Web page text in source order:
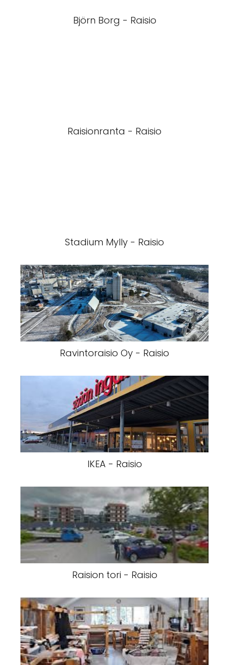
Björn Borg - Raisio
Raisionranta - Raisio
Stadium Mylly - Raisio
Ravintoraisio Oy - Raisio
IKEA - Raisio
Raision tori - Raisio